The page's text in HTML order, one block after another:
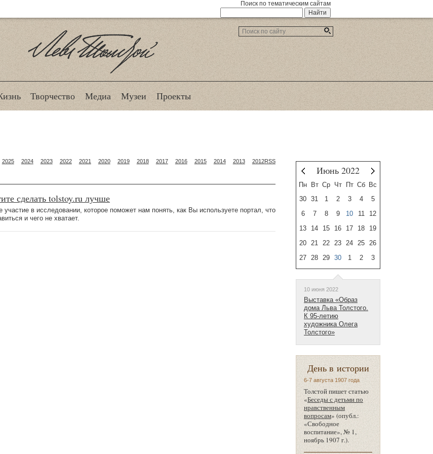
Поиск по тематическим сайтам
Лев Толстой
Творчество Медиа Музеи Проекты
2025 2024 2023 2022 2021 2020 2019 2018 2017 2016 2015 2014 2013 2012RSS
сделать tolstoy.ru лучше
участие в исследовании, которое поможет нам понять, как Вы используете портал, что
и чего не хватает.
Июнь 2022
Пн Вт Ср Чт Пт Сб Вс
30
31 1 2 3 4
5
6
7 8 9 10 11
12
13
14 15 16 17 18
19
20
21 22 23 24 25
26
27
28 29 30 1 2 3
10 июня 2022
Выставка «Образ
дома Льва Толстого.
К 95-летию
художника Олега
Толстого»
День в истории
6-7 августа 1907 года
Толстой пишет статью
«Беседы с детьми по
нравственным
вопросам» (опубл.:
«Свободное
воспитание», № 1,
ноябрь 1907 г.).